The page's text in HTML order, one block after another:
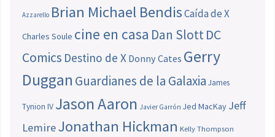
Azzarello Brian Michael BendisCaída de X
Charles Soule cine en casa Dan SlottDC
Comics Destino de X Donny Cates Gerry
Duggan Guardianes de la Galaxia James
Tynion IV Jason Aaron Javier Garrón Jed MacKay Jeff
LemireJonathan Hickman Kelly Thompson